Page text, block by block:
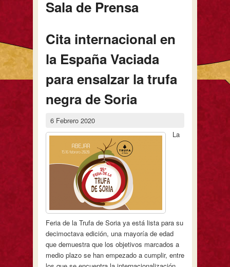
Sala de Prensa
Cita internacional en
la España Vaciada
para ensalzar la trufa
negra de Soria
6 Febrero 2020
La
Feria de la Trufa de Soria ya está lista para su
decimoctava edición, una mayoría de edad
que demuestra que los objetivos marcados a
medio plazo se han empezado a cumplir, entre